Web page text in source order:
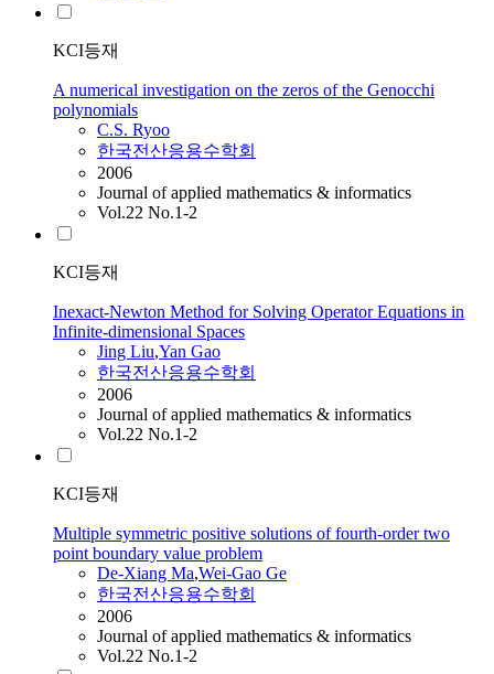
KCI등재
A numerical investigation on the zeros of the Genocchi
polynomials
C.S. Ryoo
한국전산응용수학회
2006
Journal of applied mathematics & informatics
Vol.22 No.1-2
KCI등재
Inexact-Newton Method for Solving Operator Equations in
Infinite-dimensional Spaces
Jing Liu,Yan Gao
한국전산응용수학회
2006
Journal of applied mathematics & informatics
Vol.22 No.1-2
KCI등재
Multiple symmetric positive solutions of fourth-order two
point boundary value problem
De-Xiang Ma,Wei-Gao Ge
한국전산응용수학회
2006
Journal of applied mathematics & informatics
Vol.22 No.1-2